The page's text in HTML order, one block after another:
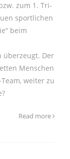
zum 1. Tri-
sportlichen
beim
überzeugt. Der
Menschen
weiter zu
Read more